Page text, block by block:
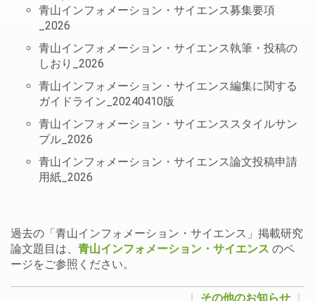
青山インフォメーション・サイエンス募集要項
_2026
青山インフォメーション・サイエンス執筆・投稿の
しおり_2026
青山インフォメーション・サイエンス編集に関する
ガイドライン_20240410版
青山インフォメーション・サイエンススタイルサン
プル_2026
青山インフォメーション・サイエンス論文投稿申請
用紙_2026
過去の「青山インフォメーション・サイエンス」掲載研究
論文題目は、 青山インフォメーション・サイエンス のペ
ージをご参照ください。
その他のお知らせ